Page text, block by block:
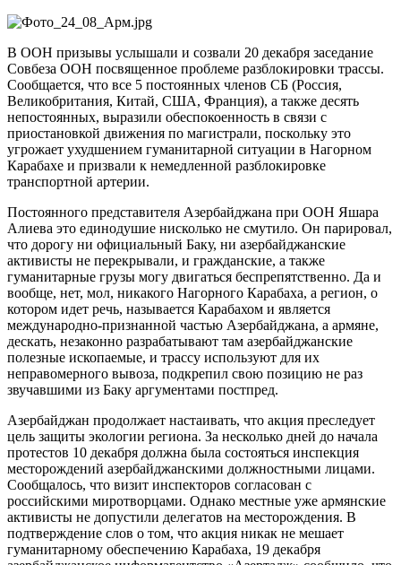
В ООН призывы услышали и созвали 20 декабря заседание
Совбеза ООН посвященное проблеме разблокировки трассы.
Сообщается, что все 5 постоянных членов СБ (Россия,
Великобритания, Китай, США, Франция), а также десять
непостоянных, выразили обеспокоенность в связи с
приостановкой движения по магистрали, поскольку это
угрожает ухудшением гуманитарной ситуации в Нагорном
Карабахе и призвали к немедленной разблокировке
транспортной артерии.
Постоянного представителя Азербайджана при ООН Яшара
Алиева это единодушие нисколько не смутило. Он парировал,
что дорогу ни официальный Баку, ни азербайджанские
активисты не перекрывали, и гражданские, а также
гуманитарные грузы могу двигаться беспрепятственно. Да и
вообще, нет, мол, никакого Нагорного Карабаха, а регион, о
котором идет речь, называется Карабахом и является
международно-признанной частью Азербайджана, а армяне,
дескать, незаконно разрабатывают там азербайджанские
полезные ископаемые, и трассу используют для их
неправомерного вывоза, подкрепил свою позицию не раз
звучавшими из Баку аргументами постпред.
Азербайджан продолжает настаивать, что акция преследует
цель защиты экологии региона. За несколько дней до начала
протестов 10 декабря должна была состояться инспекция
месторождений азербайджанскими должностными лицами.
Сообщалось, что визит инспекторов согласован с
российскими миротворцами. Однако местные уже армянские
активисты не допустили делегатов на месторождения. В
подтверждение слов о том, что акция никак не мешает
гуманитарному обеспечению Карабаха, 19 декабря